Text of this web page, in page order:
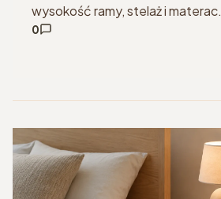
wysokość ramy, stelaż i materac.
0